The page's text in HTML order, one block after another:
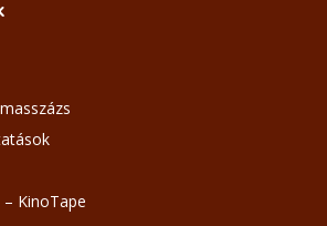
KinoTape